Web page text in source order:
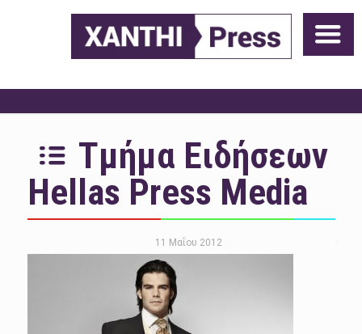
Τμήμα Ειδήσεων
Hellas Press Media
11 Μαΐου 2012